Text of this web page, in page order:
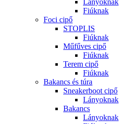
Lányoknak
Fiúknak
Foci cipő
STOPLIS
Fiúknak
Műfűves cipő
Fiúknak
Terem cipő
Fiúknak
Bakancs és túra
Sneakerboot cipő
Lányoknak
Bakancs
Lányoknak